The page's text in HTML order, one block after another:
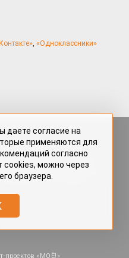
, «Одноклассники»
размещённые на портале
нештатными авторами
права. Полное или
размещённых на портале
согласия редакции
проектов «МОЁ!»
даете согласие на
применяются для
согласно
cookies, можно через
браузера.